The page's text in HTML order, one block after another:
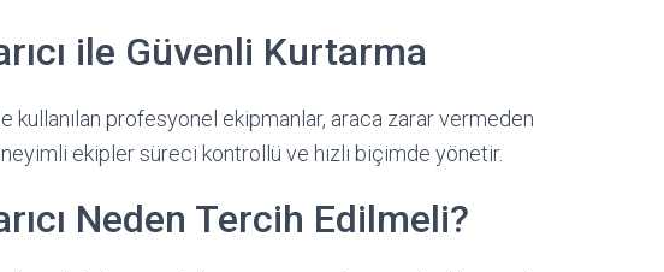
ile Güvenli Kurtarma
kullanılan profesyonel ekipmanlar, araca zarar vermeden
ekipler süreci kontrollü ve hızlı biçimde yönetir.
Neden Tercih Edilmeli?